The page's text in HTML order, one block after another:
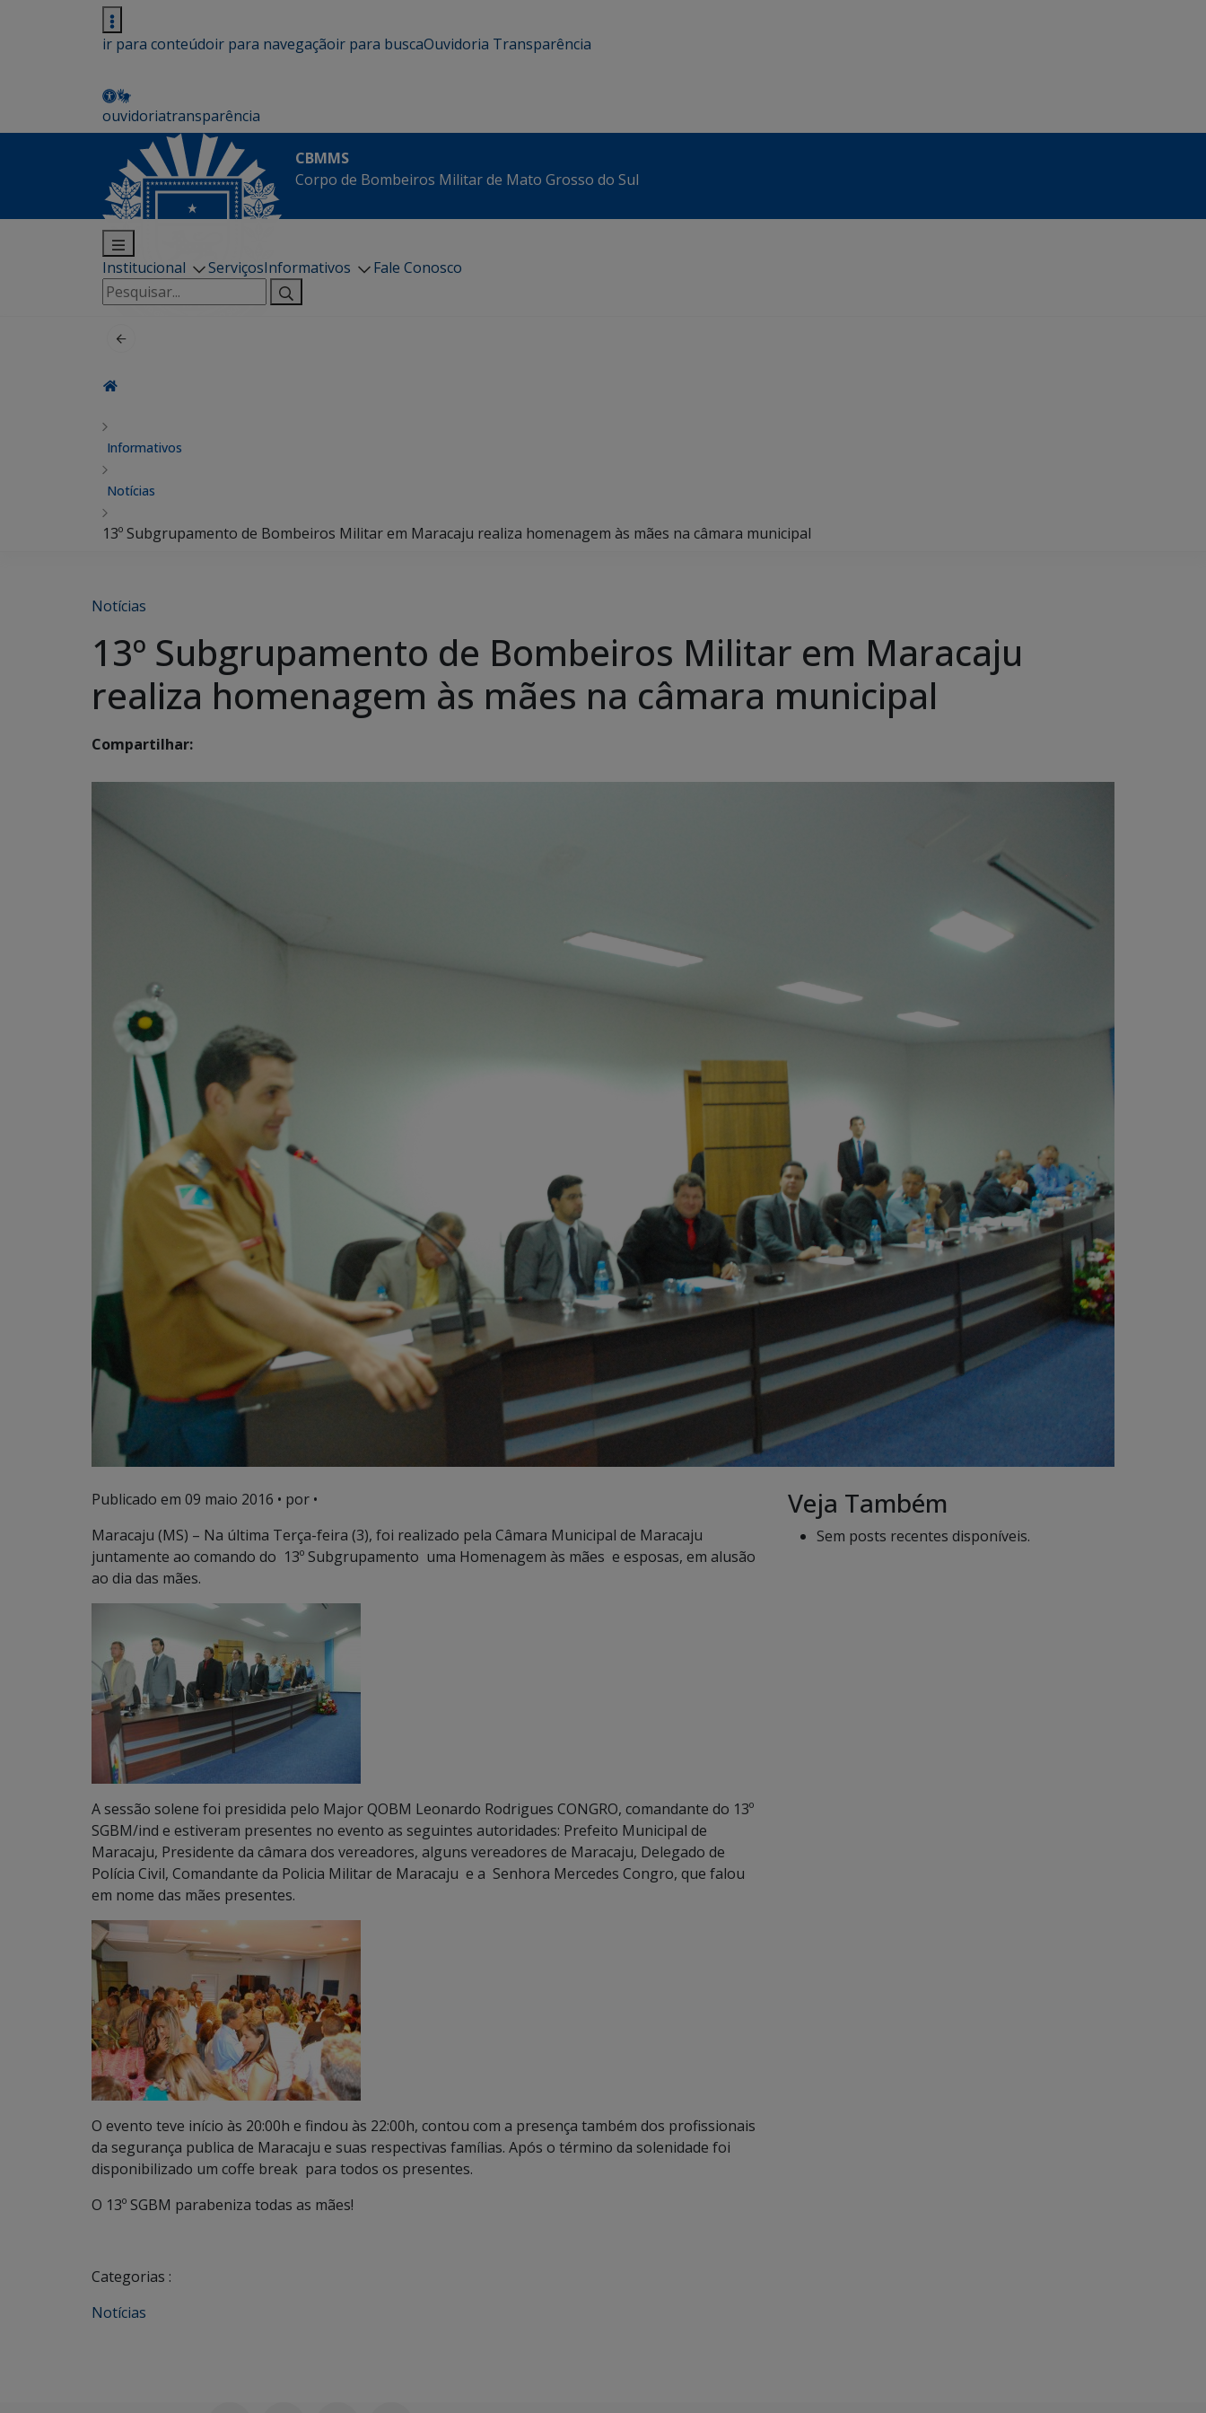
ir para conteúdoir para navegaçãoir para buscaOuvidoria Transparência
ouvidoriatransparência
CBMMS
Corpo de Bombeiros Militar de Mato Grosso do Sul
Institucional ServiçosInformativos
Fale Conosco
Pesquisar
por:
Informativos
Notícias
13º Subgrupamento de Bombeiros Militar em Maracaju realiza homenagem às mães na câmara municipal
Notícias
13º Subgrupamento de Bombeiros Militar em Maracaju
realiza homenagem às mães na câmara municipal
Compartilhar:
Publicado em 09 maio 2016 • por •
Maracaju (MS) – Na última Terça-feira (3), foi realizado pela Câmara Municipal de Maracaju
juntamente ao comando do 13º Subgrupamento uma Homenagem às mães e esposas, em alusão
ao dia das mães.
A sessão solene foi presidida pelo Major QOBM Leonardo Rodrigues CONGRO, comandante do 13º
SGBM/ind e estiveram presentes no evento as seguintes autoridades: Prefeito Municipal de
Maracaju, Presidente da câmara dos vereadores, alguns vereadores de Maracaju, Delegado de
Polícia Civil, Comandante da Policia Militar de Maracaju e a Senhora Mercedes Congro, que falou
em nome das mães presentes.
O evento teve início às 20:00h e findou às 22:00h, contou com a presença também dos profissionais
da segurança publica de Maracaju e suas respectivas famílias. Após o término da solenidade foi
disponibilizado um coffe break para todos os presentes.
O 13º SGBM parabeniza todas as mães!
Categorias :
Notícias
Veja Também
Sem posts recentes disponíveis.